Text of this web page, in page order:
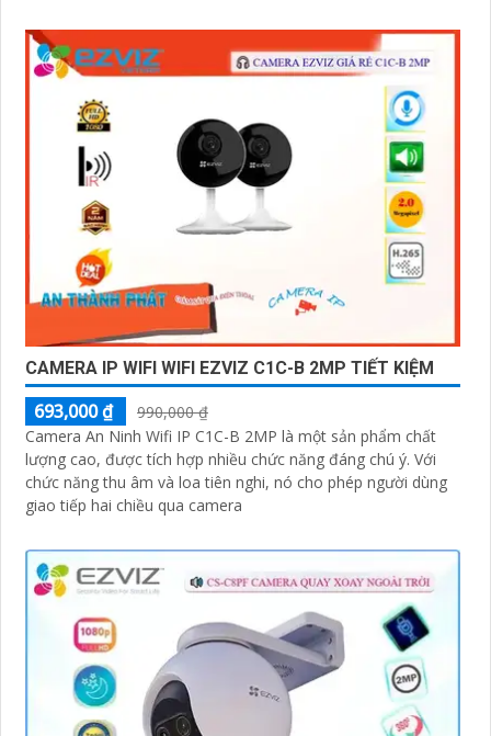
CAMERA IP WIFI WIFI EZVIZ C1C-B 2MP TIẾT KIỆM
693,000 ₫
990,000 ₫
Camera An Ninh Wifi IP C1C-B 2MP là một sản phẩm chất
lượng cao, được tích hợp nhiều chức năng đáng chú ý. Với
chức năng thu âm và loa tiên nghi, nó cho phép người dùng
giao tiếp hai chiều qua camera